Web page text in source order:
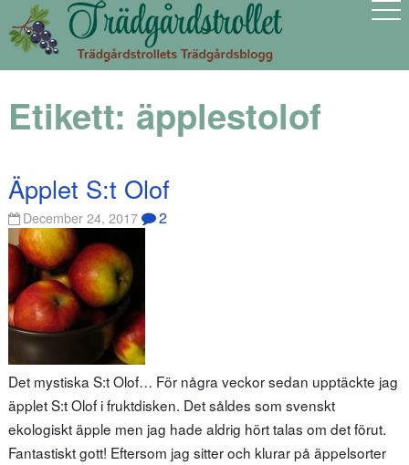
Etikett: äpplestolof
Äpplet S:t Olof
December 24, 2017 2
Det mystiska S:t Olof… För några veckor sedan upptäckte jag
äpplet S:t Olof i fruktdisken. Det såldes som svenskt
ekologiskt äpple men jag hade aldrig hört talas om det förut.
Fantastiskt gott! Eftersom jag sitter och klurar på äppelsorter